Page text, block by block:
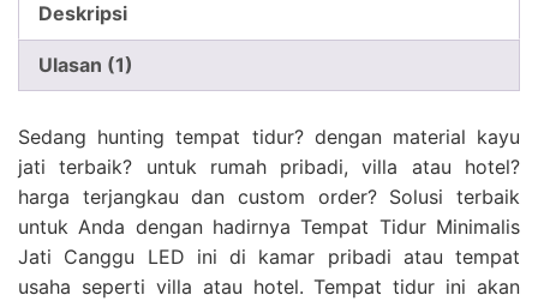
Deskripsi
Ulasan (1)
Sedang hunting tempat tidur? dengan material kayu
jati terbaik? untuk rumah pribadi, villa atau hotel?
harga terjangkau dan custom order? Solusi terbaik
untuk Anda dengan hadirnya Tempat Tidur Minimalis
Jati Canggu LED ini di kamar pribadi atau tempat
usaha seperti villa atau hotel. Tempat tidur ini akan